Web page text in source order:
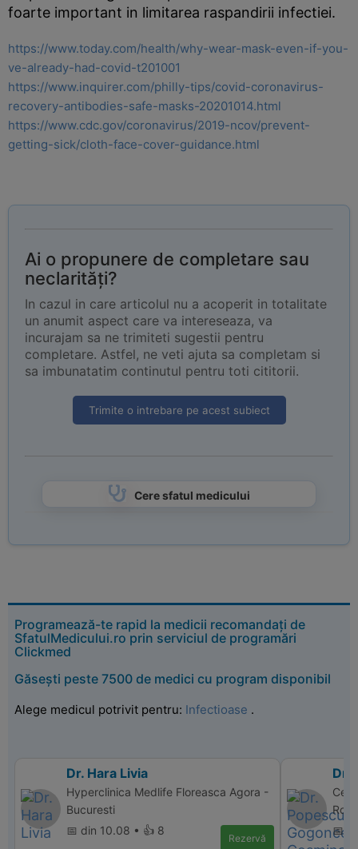
foarte important in limitarea raspandirii infectiei.
https://www.today.com/health/why-wear-mask-even-if-you-
ve-already-had-covid-t201001
https://www.inquirer.com/philly-tips/covid-coronavirus-
recovery-antibodies-safe-masks-20201014.html
https://www.cdc.gov/coronavirus/2019-ncov/prevent-
getting-sick/cloth-face-cover-guidance.html
Ai o propunere de completare sau
neclarități?
In cazul in care articolul nu a acoperit in totalitate
un anumit aspect care va intereseaza, va
incurajam sa ne trimiteti sugestii pentru
completare. Astfel, ne veti ajuta sa completam si
sa imbunatatim continutul pentru toti cititorii.
Trimite o intrebare pe acest subiect
Cere sfatul medicului
Programează-te rapid la medicii recomandați de
SfatulMedicului.ro prin serviciul de programări
Clickmed
Găsești peste 7500 de medici cu program disponibil
Alege medicul potrivit pentru: Infectioase .
Dr. Hara Livia
Hyperclinica Medlife Floreasca Agora -
Bucuresti
📅 din 10.08 • 👍 8
Rezervă
Dr.
📅